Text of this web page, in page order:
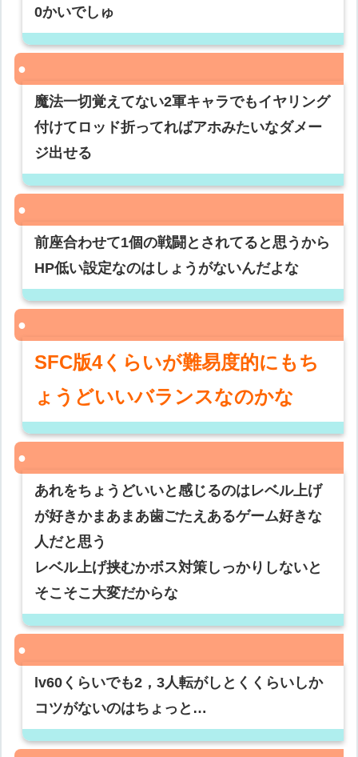
0かいでしゅ
魔法一切覚えてない2軍キャラでもイヤリング
付けてロッド折ってればアホみたいなダメー
ジ出せる
前座合わせて1個の戦闘とされてると思うから
HP低い設定なのはしょうがないんだよな
SFC版4くらいが難易度的にもち
ょうどいいバランスなのかな
あれをちょうどいいと感じるのはレベル上げ
が好きかまあまあ歯ごたえあるゲーム好きな
人だと思う
レベル上げ挟むかボス対策しっかりしないと
そこそこ大変だからな
lv60くらいでも2，3人転がしとくくらいしか
コツがないのはちょっと…